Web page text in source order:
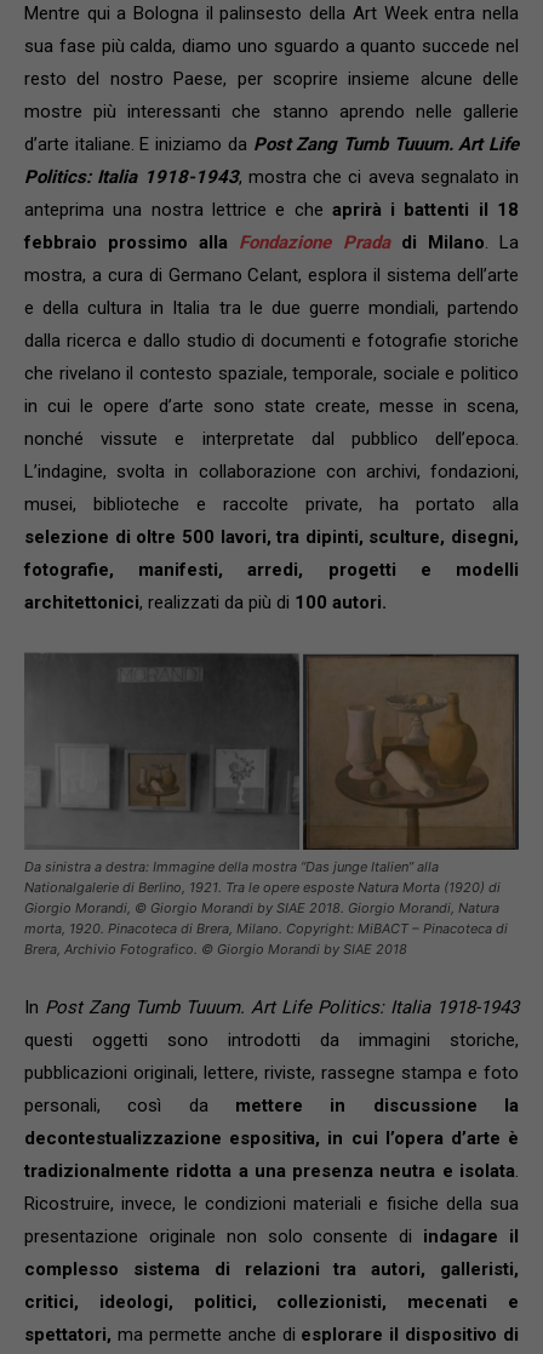
Mentre qui a Bologna il palinsesto della Art Week entra nella
sua fase più calda, diamo uno sguardo a quanto succede nel
resto del nostro Paese, per scoprire insieme alcune delle
mostre più interessanti che stanno aprendo nelle gallerie
d’arte italiane. E iniziamo da Post Zang Tumb Tuuum. Art Life
Politics: Italia 1918-1943, mostra che ci aveva segnalato in
anteprima una nostra lettrice e che aprirà i battenti il 18
febbraio prossimo alla Fondazione Pradadi Milano . La
mostra, a cura di Germano Celant, esplora il sistema dell’arte
e della cultura in Italia tra le due guerre mondiali, partendo
dalla ricerca e dallo studio di documenti e fotografie storiche
che rivelano il contesto spaziale, temporale, sociale e politico
in cui le opere d’arte sono state create, messe in scena,
nonché vissute e interpretate dal pubblico dell’epoca.
L’indagine, svolta in collaborazione con archivi, fondazioni,
musei, biblioteche e raccolte private, ha portato alla
selezione di oltre 500 lavori, tra dipinti, sculture, disegni,
fotografie, manifesti, arredi, progetti e modelli
architettonici, realizzati da più di 100 autori.
Da sinistra a destra: Immagine della mostra “Das junge Italien” alla
Nationalgalerie di Berlino, 1921. Tra le opere esposte Natura Morta (1920) di
Giorgio Morandi, © Giorgio Morandi by SIAE 2018. Giorgio Morandi, Natura
morta, 1920. Pinacoteca di Brera, Milano. Copyright: MiBACT – Pinacoteca di
Brera, Archivio Fotografico. © Giorgio Morandi by SIAE 2018
In Post Zang Tumb Tuuum. Art Life Politics: Italia 1918-1943
questi oggetti sono introdotti da immagini storiche,
pubblicazioni originali, lettere, riviste, rassegne stampa e foto
personali, così da mettere in discussione la
decontestualizzazione espositiva, in cui l’opera d’arte è
tradizionalmente ridotta a una presenza neutra e isolata.
Ricostruire, invece, le condizioni materiali e fisiche della sua
presentazione originale non solo consente di indagare il
complesso sistema di relazioni tra autori, galleristi,
critici, ideologi, politici, collezionisti, mecenati e
spettatori, ma permette anche di esplorare il dispositivo di